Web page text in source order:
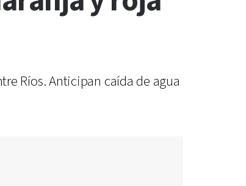
Ríos. Anticipan caída de agua